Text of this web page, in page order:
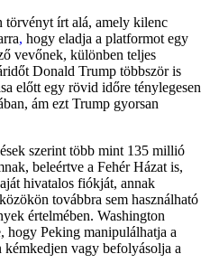
törvényt írt alá, amely kilenc
, hogy eladja a platformot egy
vevőnek, különben teljes
Donald Trump többször is
előtt egy rövid időre ténylegesen
ám ezt Trump gyorsan
szerint több mint 135 millió
beleértve a Fehér Házat is,
hivatalos fiókját, annak
továbbra sem használható
értelmében. Washington
hogy Peking manipulálhatja a
vagy befolyásolja a